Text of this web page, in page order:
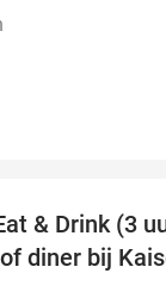
& Drink (3
diner bij